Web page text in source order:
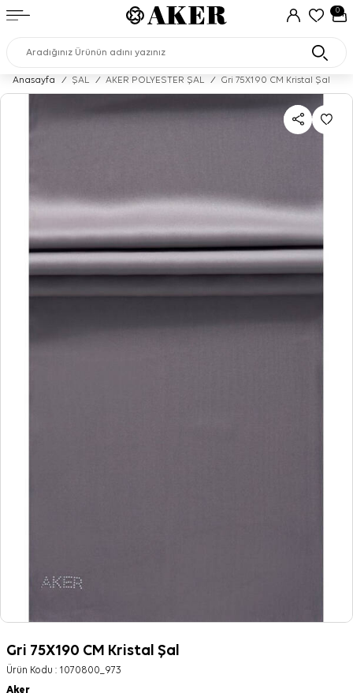
0
Anasayfa / ŞAL / AKER POLYESTER ŞAL / Gri 75X190 CM Kristal Şal
Gri 75X190 CM Kristal Şal
Ürün Kodu : 1070800_973
Aker